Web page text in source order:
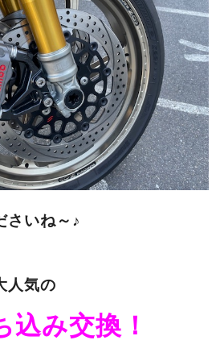
さいね～♪
人気の
込み交換！